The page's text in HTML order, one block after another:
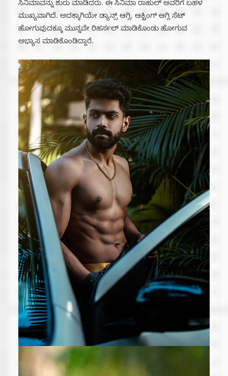
ಸಿನಿಮಾವನ್ನು ಶುರು ಮಾಡಿದರು. ಈ ಸಿನಿಮಾ ರಾಹುಲ್ ಅವರಿಗೆ ಬಹಳ
ಮುಖ್ಯವಾಗಿದೆ. ಅದಕ್ಕಾಗಿಯೇ ಡ್ಯಾನ್ಸ್ ಆಗ್ಲಿ, ಆಕ್ಟಿಂಗ್ ಆಗ್ಲಿ ಸೆಟ್
ಹೋಗುವುದಕ್ಕೂ ಮುನ್ನವೇ ರಿಹರ್ಸಲ್ ಮಾಡಿಕೊಂಡು ಹೋಗುವ
ಅಭ್ಯಾಸ ಮಾಡಿಕೊಂಡಿದ್ದಾರೆ.